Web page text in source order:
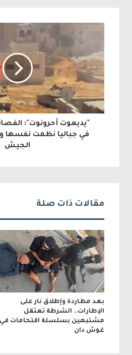
ب
د
ك
ا
ل
ك
ت
ر
و
ن
ي
"يديعوت أحرونوت":
في جباليا نظمت نفسها
الجيش
مقالات ذات صلة
بعد مطاردة وإطلاق نار على
الإطارات.. الشرطة تعتقل
مشتبهين بسلسلة اقتحامات في
غوش دان